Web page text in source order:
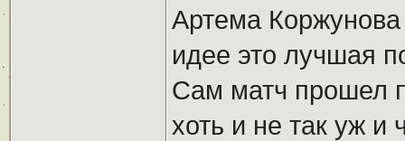
Артема
идее это лучшая
Сам матч прошел
хоть и не так уж и